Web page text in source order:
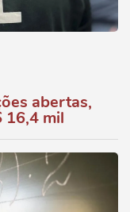
abertas,
16,4 mil